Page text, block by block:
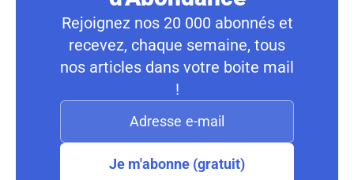
Rejoignez nos 20 000 abonnés et
recevez, chaque semaine, tous
nos articles dans votre boite mail
!
Je m'abonne (gratuit)